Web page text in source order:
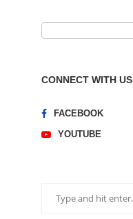
CONNECT WITH US
FACEBOOK
YOUTUBE